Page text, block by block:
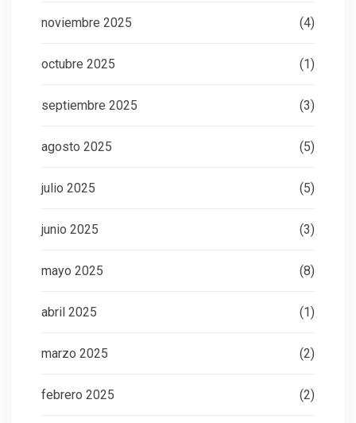
noviembre 2025 (4)
octubre 2025 (1)
septiembre 2025 (3)
agosto 2025 (5)
julio 2025 (5)
junio 2025 (3)
mayo 2025 (8)
abril 2025 (1)
marzo 2025 (2)
febrero 2025 (2)